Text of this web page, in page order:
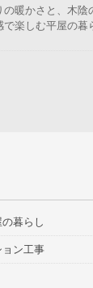
の暖かさと、木陰
で楽しむ平屋の暮
暮らし
ョン工事